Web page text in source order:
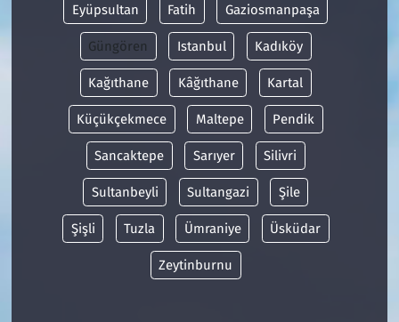
Eyüpsultan Fatih Gaziosmanpaşa
Güngören Istanbul Kadıköy
Kağıthane Kâğıthane Kartal
Küçükçekmece Maltepe Pendik
Sancaktepe Sarıyer Silivri
Sultanbeyli Sultangazi Şile
Şişli Tuzla Ümraniye Üsküdar
Zeytinburnu